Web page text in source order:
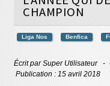
CHAMPION
Liga Nos Benfica
Écrit parSuper Utilisateur
Publication : 15 avril 2018